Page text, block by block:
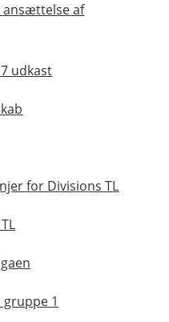
ansættelse af
udkast
for Divisions TL
1